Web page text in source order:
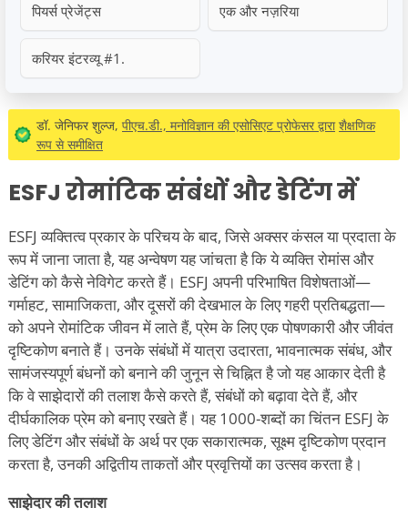
पियर्स प्रेजेंट्स एक और नज़रिया
करियर इंटरव्यू #1.
डॉ. जेनिफर शुल्ज, पीएच.डी., मनोविज्ञान की एसोसिएट प्रोफेसर द्वारा शैक्षणिक
रूप से समीक्षित
ESFJ रोमांटिक संबंधों और डेटिंग में
ESFJ व्यक्तित्व प्रकार के परिचय के बाद, जिसे अक्सर कंसल या प्रदाता के
रूप में जाना जाता है, यह अन्वेषण यह जांचता है कि ये व्यक्ति रोमांस और
डेटिंग को कैसे नेविगेट करते हैं। ESFJ अपनी परिभाषित विशेषताओं—
गर्माहट, सामाजिकता, और दूसरों की देखभाल के लिए गहरी प्रतिबद्धता—
को अपने रोमांटिक जीवन में लाते हैं, प्रेम के लिए एक पोषणकारी और जीवंत
दृष्टिकोण बनाते हैं। उनके संबंधों में यात्रा उदारता, भावनात्मक संबंध, और
सामंजस्यपूर्ण बंधनों को बनाने की जुनून से चिह्नित है जो यह आकार देती है
कि वे साझेदारों की तलाश कैसे करते हैं, संबंधों को बढ़ावा देते हैं, और
दीर्घकालिक प्रेम को बनाए रखते हैं। यह 1000-शब्दों का चिंतन ESFJ के
लिए डेटिंग और संबंधों के अर्थ पर एक सकारात्मक, सूक्ष्म दृष्टिकोण प्रदान
करता है, उनकी अद्वितीय ताकतों और प्रवृत्तियों का उत्सव करता है।
साझेदार की तलाश